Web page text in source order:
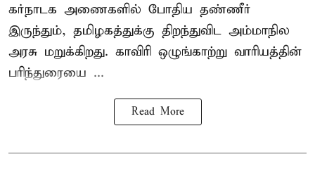
கர்நாடக அணைகளில் போதிய தண்ணீர்
இருந்தும், தமிழகத்துக்கு திறந்துவிட அம்மாநில
அரசு மறுக்கிறது. காவிரி ஒழுங்காற்று வாரியத்தின்
பரிந்துரையை ...
Read More